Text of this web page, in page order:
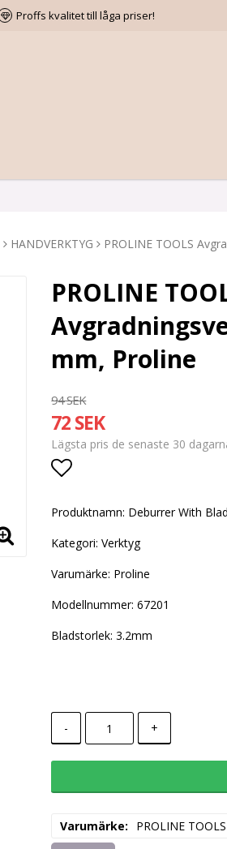
Proffs kvalitet till låga priser!
HANDVERKTYG PROLINE TOOLS
PROLINE
mm, Proline
94 SEK
72 SEK
Lägsta pris de senaste 30
Produktnamn: Deburrer With
Kategori: Verktyg
Varumärke: Proline
Modellnummer: 67201
Bladstorlek: 3.2mm
- +
Varumärke PROLINE TOOLS